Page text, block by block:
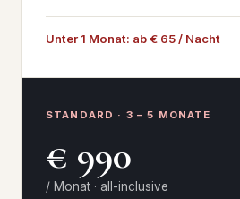
Unter 1 Monat: ab € 65 / Nacht
STANDARD · 3 – 5 MONATE
€ 990
/ Monat · all-inclusive